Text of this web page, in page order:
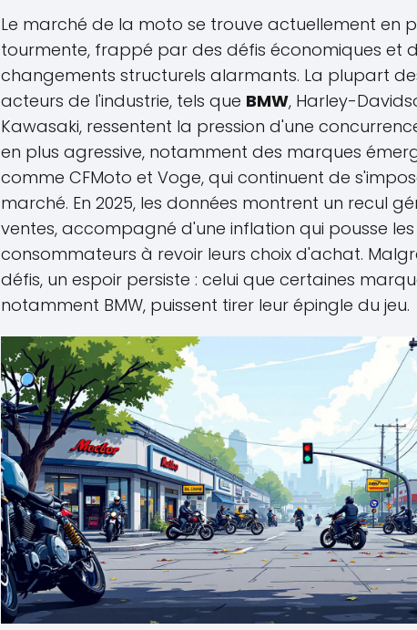
Le marché de la moto se trouve actuellement en
tourmente, frappé par des défis économiques et
changements structurels alarmants. La plupart
acteurs de l'industrie, tels que BMW, Harley-
Kawasaki, ressentent la pression d'une
en plus agressive, notamment des marques
comme CFMoto et Voge, qui continuent de
marché. En 2025, les données montrent un recul
ventes, accompagné d'une inflation qui pousse les
consommateurs à revoir leurs choix d'achat.
défis, un espoir persiste : celui que certaines
notamment BMW, puissent tirer leur épingle du jeu.